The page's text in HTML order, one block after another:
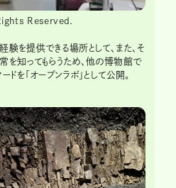
Reserved.
を提供できる場所として、また、そ
を知ってもらうため、他の博物館で
ドを「オープンラボ」として公開。